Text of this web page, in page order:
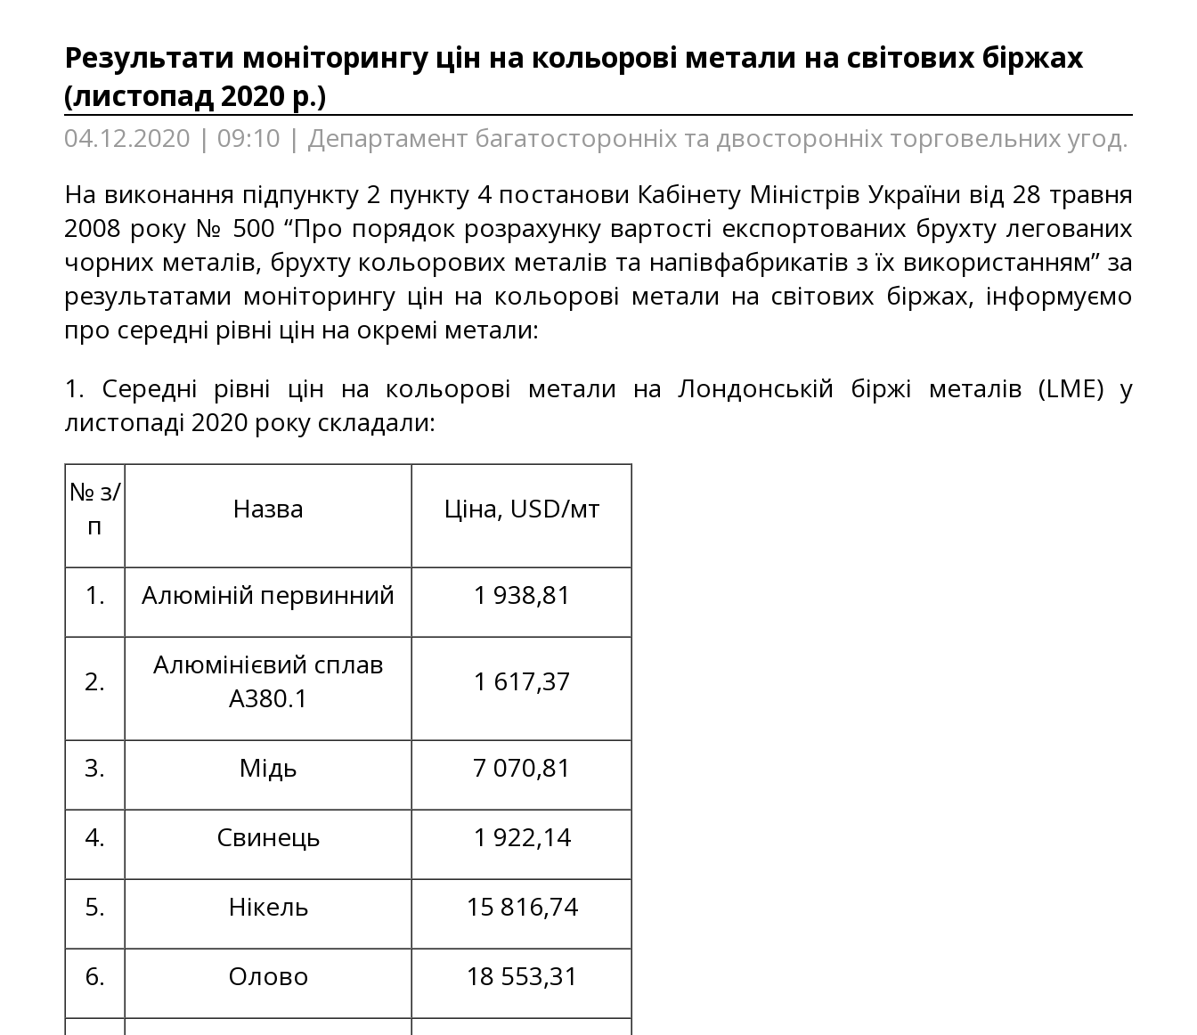
Результати моніторингу цін на кольорові метали на світових біржах
(листопад 2020 р.)
04.12.2020 | 09:10 | Департамент багатосторонніх та двосторонніх торговельних угод.
На виконання підпункту 2 пункту 4 постанови Кабінету Міністрів України від 28 травня
2008 року № 500 “Про порядок розрахунку вартості експортованих брухту легованих
чорних металів, брухту кольорових металів та напівфабрикатів з їх використанням” за
результатами моніторингу цін на кольорові метали на світових біржах, інформуємо
про середні рівні цін на окремі метали:
1. Середні рівні цін на кольорові метали на Лондонській біржі металів (LME) у
листопаді 2020 року складали:
№ з/
п
Назва Ціна, USD/мт
1. Алюміній первинний 1 938,81
2.
Алюмінієвий сплав
А380.1
1 617,37
3. Мідь 7 070,81
4. Свинець 1 922,14
5. Нікель 15 816,74
6. Олово 18 553,31